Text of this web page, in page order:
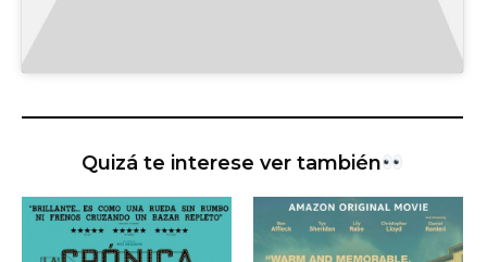
Quizá te interese ver también